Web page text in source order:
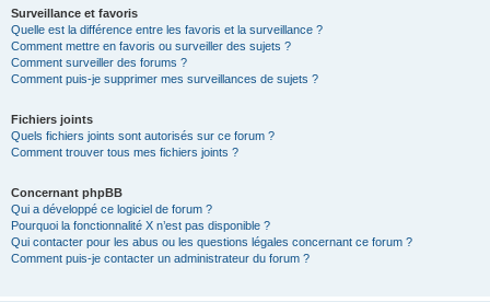
Surveillance et favoris
Quelle est la différence entre les favoris et la surveillance ?
Comment mettre en favoris ou surveiller des sujets ?
Comment surveiller des forums ?
Comment puis-je supprimer mes surveillances de sujets ?
Fichiers joints
Quels fichiers joints sont autorisés sur ce forum ?
Comment trouver tous mes fichiers joints ?
Concernant phpBB
Qui a développé ce logiciel de forum ?
Pourquoi la fonctionnalité X n’est pas disponible ?
Qui contacter pour les abus ou les questions légales concernant ce forum ?
Comment puis-je contacter un administrateur du forum ?